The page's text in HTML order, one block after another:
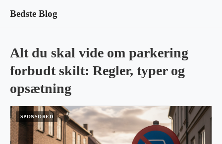
Bedste Blog
Alt du skal vide om parkering
forbudt skilt: Regler, typer og
opsætning